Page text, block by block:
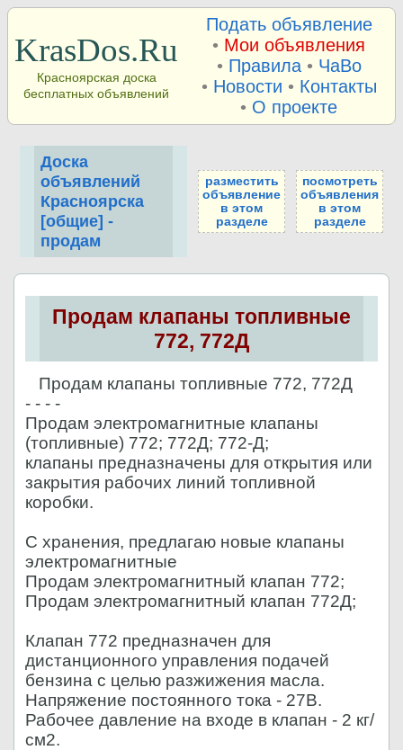
KrasDos.Ru
Красноярская доска
бесплатных объявлений
Подать объявление
• Мои объявления
• Правила• ЧаВо
• Новости • Контакты
• О проекте
Доска
объявлений
Красноярска
[общие] -
продам
разместить
объявление
в этом
разделе
посмотреть
объявления
в этом
разделе
Продам клапаны топливные
772, 772Д
Продам клапаны топливные 772, 772Д
- - - -
Продам электромагнитные клапаны
(топливные) 772; 772Д; 772-Д;
клапаны предназначены для открытия или
закрытия рабочих линий топливной
коробки.
С хранения, предлагаю новые клапаны
электромагнитные
Продам электромагнитный клапан 772;
Продам электромагнитный клапан 772Д;
Клапан 772 предназначен для
дистанционного управления подачей
бензина с целью разжижения масла.
Напряжение постоянного тока - 27В.
Рабочее давление на входе в клапан - 2 кг/
см2.